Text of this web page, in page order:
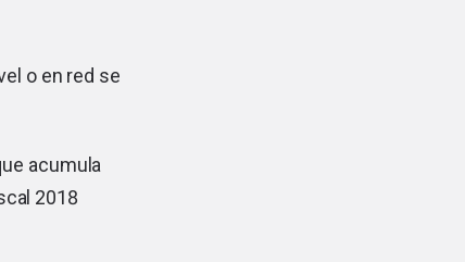
o en red se
acumula
2018